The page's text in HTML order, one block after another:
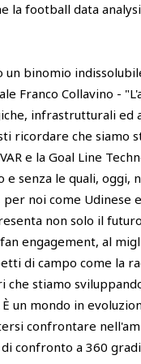
la football data
un binomio
Franco Collavino -
infrastrutturali ed
ricordare che siamo
e la Goal Line
senza le quali, oggi,
per noi come
non solo il
engagement, al
di campo come la
stiamo
un mondo in
confrontare
confronto a 360